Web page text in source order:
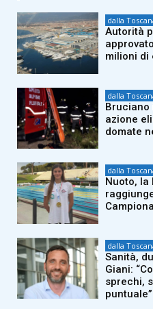
dalla
Autorità
milioni di
dalla
Bruciano
azione
domate
dalla
Nuoto, la
dalla
Sanità,
Giani:
sprechi,
puntuale”